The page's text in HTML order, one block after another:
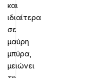
και
ιδιαίτερα
σε
μαύρη
μπύρα,
μειώνει